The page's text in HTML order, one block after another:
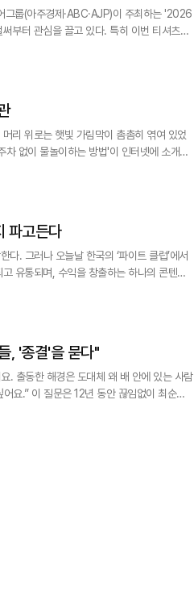
부터 관심을 끌고 있다. 특히 이번 티셔츠는
서도 품질을 인정받는 '17수 프리미엄 원
리 위로는 햇빛 가림막이 촘촘히 엮여 있었
차 없이 물놀이하는 방법'이 인터넷에 소개될
파고든다
. 그러나 오늘날 한국의 ‘파이트 클럽’에서
유통되며, 수익을 창출하는 하나의 콘텐츠
, '종결'을 묻다"
. 출동한 해경은 도대체 왜 배 안에 있는 사람
최순화